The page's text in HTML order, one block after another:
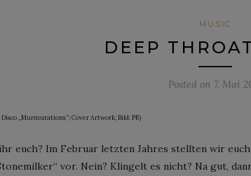
MUSIC
DEEP
Posted on 7. Mai
„Murmurations“; Cover Artwork; Bild: PR)
euch? Im Februar letzten Jahres stellten wir
vor. Nein? Klingelt es nicht? Na gut,